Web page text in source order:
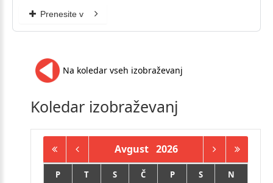
Prenesite v
Na koledar vseh izobraževanj
Koledar izobraževanj
Avgust 2026
P T S Č P S
N